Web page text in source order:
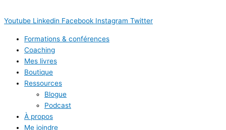
Youtube Linkedin Facebook Instagram Twitter
Formations & conférences
Coaching
Mes livres
Boutique
Ressources
Blogue
Podcast
À propos
Me joindre